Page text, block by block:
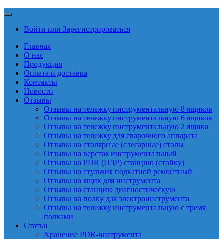
Войти или Зарегистрироваться
Главная
О нас
Продукция
Оплата и доставка
Контакты
Новости
Отзывы
Отзывы на тележку инструментальную 8 ящиков
Отзывы на тележку инструментальную 6 ящиков
Отзывы на тележку инструментальную 2 ящика
Отзывы на тележку для сварочного аппарата
Отзывы на столярные (слесарные) столы
Отзывы на верстак инструментальный
Отзывы на PDR (ПДР) станцию (стойку)
Отзывы на стульчик подкатной ремонтный
Отзывы на ящик для инструмента
Отзывы на станцию диагностическую
Отзывы на полку для электроинструмента
Отзывы на тележку инструментальную с тремя
полками
Статьи
Хранение PDR-инструмента